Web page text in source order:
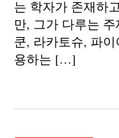
는 학자가 존재하
만, 그가 다루는
쿤, 라카토슈, 파
용하는 […]